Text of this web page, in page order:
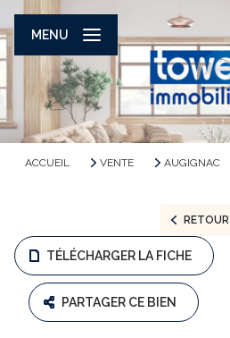
MENU
ACCUEIL VENTE AUGIGNAC
RETOUR
TÉLÉCHARGER LA FICHE
PARTAGER CE BIEN